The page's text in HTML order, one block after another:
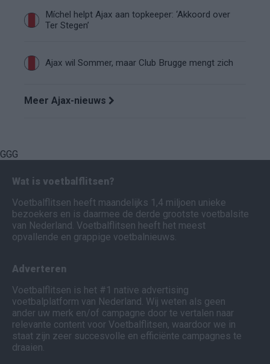
Míchel helpt Ajax aan topkeeper: ‘Akkoord over
Ter Stegen’
Ajax wil Sommer, maar Club Brugge mengt zich
Meer Ajax-nieuws
GGG
Wat is voetbalflitsen?
Voetbalflitsen heeft maandelijks 1,4 miljoen unieke
bezoekers en is daarmee de derde grootste voetbalsite
van Nederland. Voetbalflitsen heeft het meest
opvallende en grappige voetbalnieuws.
Adverteren
Voetbalflitsen is het #1 native advertising
voetbalplatform van Nederland. Wij weten als geen
ander uw merk en/of campagne door te vertalen naar
relevante content voor Voetbalflitsen, waardoor we in
staat zijn zeer succesvolle en efficiënte campagnes te
draaien.